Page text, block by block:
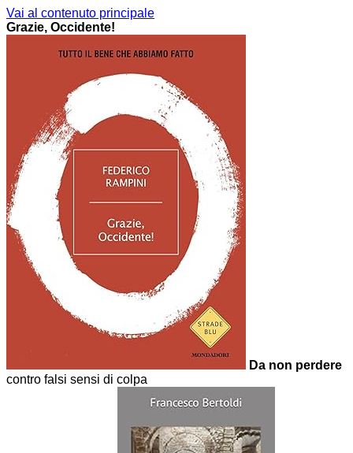
Vai al contenuto principale
Grazie, Occidente!
Da non perdere
contro falsi sensi di colpa